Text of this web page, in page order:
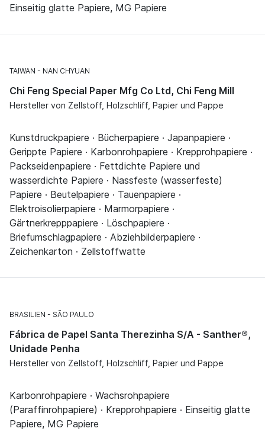
Einseitig glatte Papiere, MG Papiere
TAIWAN NAN CHYUAN
Chi Feng Special Paper Mfg Co Ltd, Chi Feng Mill
Hersteller von Zellstoff, Holzschliff, Papier und Pappe
Kunstdruckpapiere · Bücherpapiere · Japanpapiere ·
Gerippte Papiere · Karbonrohpapiere · Krepprohpapiere ·
Packseidenpapiere · Fettdichte Papiere und
wasserdichte Papiere · Nassfeste (wasserfeste)
Papiere · Beutelpapiere · Tauenpapiere ·
Elektroisolierpapiere · Marmorpapiere ·
Gärtnerkrepppapiere · Löschpapiere ·
Briefumschlagpapiere · Abziehbilderpapiere ·
Zeichenkarton · Zellstoffwatte
BRASILIEN SÃO PAULO
Fábrica de Papel Santa Therezinha S/A - Santher®,
Unidade Penha
Hersteller von Zellstoff, Holzschliff, Papier und Pappe
Karbonrohpapiere · Wachsrohpapiere
(Paraffinrohpapiere) · Krepprohpapiere · Einseitig glatte
Papiere, MG Papiere